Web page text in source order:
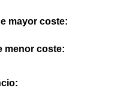
mayor coste:
menor coste: